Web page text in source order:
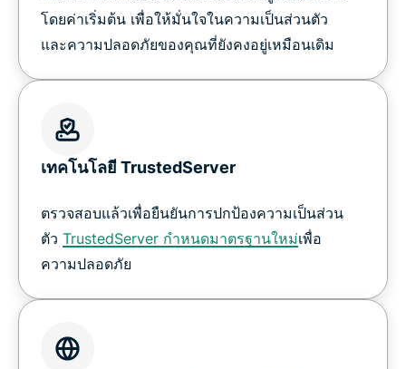
โดยค่าเริ่มต้น เพื่อให้มั่นใจในความเป็นส่วนตัว
และความปลอดภัยของคุณที่ยังคงอยู่เหมือนเดิม
เทคโนโลยี TrustedServer
ตรวจสอบแล้วเพื่อยืนยันการปกป้องความเป็นส่วน
ตัว TrustedServer กำหนดมาตรฐานใหม่เพื่อ
ความปลอดภัย